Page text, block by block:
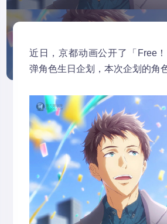
近日，京都动画公开了「Free
弹角色生日企划，本次企划的角